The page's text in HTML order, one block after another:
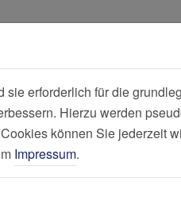
erforderlich für die
Hierzu werden
können Sie jederzeit
Impressum.